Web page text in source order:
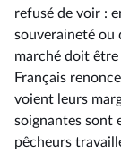
refusé de voir :
souveraineté ou
marché doit être
Français
voient leurs
soignantes sont
pêcheurs